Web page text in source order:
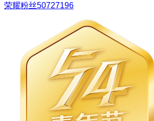
荣耀粉丝50727196